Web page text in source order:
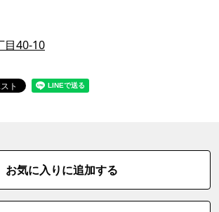
目40-10
お気に入りに追加する